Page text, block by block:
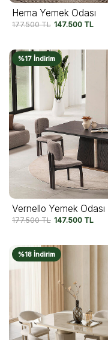
Hema Yemek Odası
177.500TL 147.500 TL
%17 İndirim
Vernello Yemek Odası
177.500TL 147.500 TL
%18 İndirim